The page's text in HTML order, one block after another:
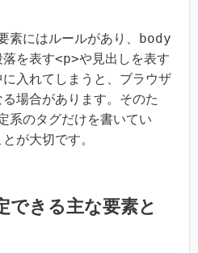
素にはルールがあり、 body
を表す<p>や見出しを表す
に入れてしまうと、ブラウザ
場合があります。そのた
系のタグだけを書いてい
が大切です。
できる主な要素と